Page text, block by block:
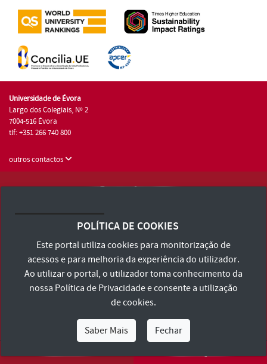
Universidade de Évora
Largo dos Colegiais, Nº 2
7004-516 Évora
tlf: +351 266 740 800
outros contactos
Consulte os Termos e Condições e Política de Privacidade
Declaração de Acessibilidade
POLÍTICA DE COOKIES
Este portal utiliza cookies para monitorização de
acessos e para melhoria da experiência do utilizador.
Ao utilizar o portal, o utilizador toma conhecimento da
nossa Política de Privacidadee consente a utilização
de cookies.
Saber Mais Fechar